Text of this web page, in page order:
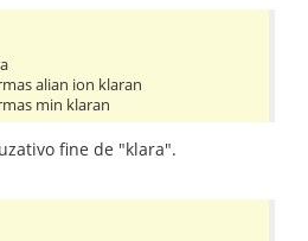
alian ion klaran
min klaran
fine de "klara".